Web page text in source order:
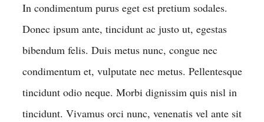
In condimentum purus eget est pretium sodales.
Donec ipsum ante, tincidunt ac justo ut, egestas
bibendum felis. Duis metus nunc, congue nec
condimentum et, vulputate nec metus. Pellentesque
tincidunt odio neque. Morbi dignissim quis nisl in
tincidunt. Vivamus orci nunc, venenatis vel ante sit